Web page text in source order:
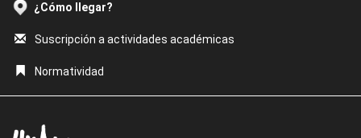
¿Cómo llegar?
Suscripción a actividades académicas
Normatividad